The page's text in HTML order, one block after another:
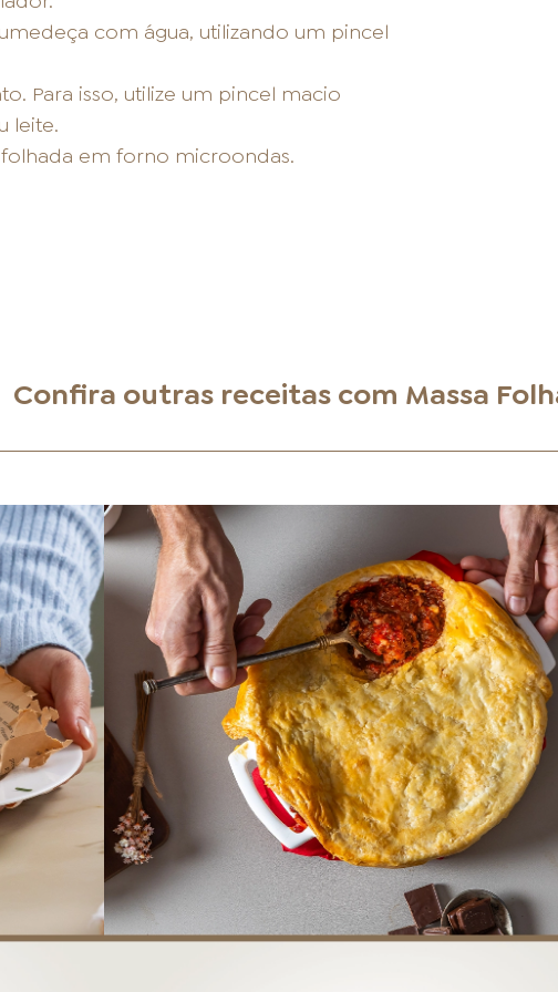
com água, utilizando um pincel
Para isso, utilize um pincel macio
leite.
folhada em forno microondas.
Confira outras receitas com Massa